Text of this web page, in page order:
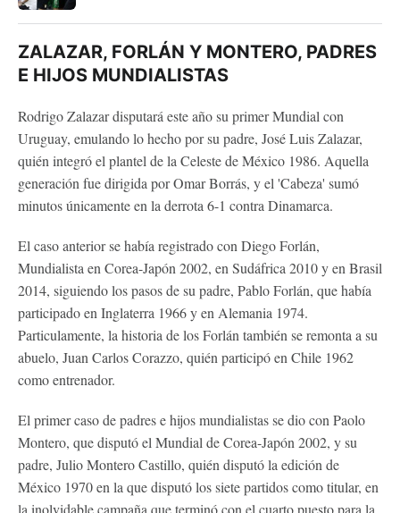
ZALAZAR, FORLÁN Y MONTERO, PADRES
E HIJOS MUNDIALISTAS
Rodrigo Zalazar disputará este año su primer Mundial con
Uruguay, emulando lo hecho por su padre, José Luis Zalazar,
quién integró el plantel de la Celeste de México 1986. Aquella
generación fue dirigida por Omar Borrás, y el 'Cabeza' sumó
minutos únicamente en la derrota 6-1 contra Dinamarca.
El caso anterior se había registrado con Diego Forlán,
Mundialista en Corea-Japón 2002, en Sudáfrica 2010 y en Brasil
2014, siguiendo los pasos de su padre, Pablo Forlán, que había
participado en Inglaterra 1966 y en Alemania 1974.
Particulamente, la historia de los Forlán también se remonta a su
abuelo, Juan Carlos Corazzo, quién participó en Chile 1962
como entrenador.
El primer caso de padres e hijos mundialistas se dio con Paolo
Montero, que disputó el Mundial de Corea-Japón 2002, y su
padre, Julio Montero Castillo, quién disputó la edición de
México 1970 en la que disputó los siete partidos como titular, en
la inolvidable campaña que terminó con el cuarto puesto para la